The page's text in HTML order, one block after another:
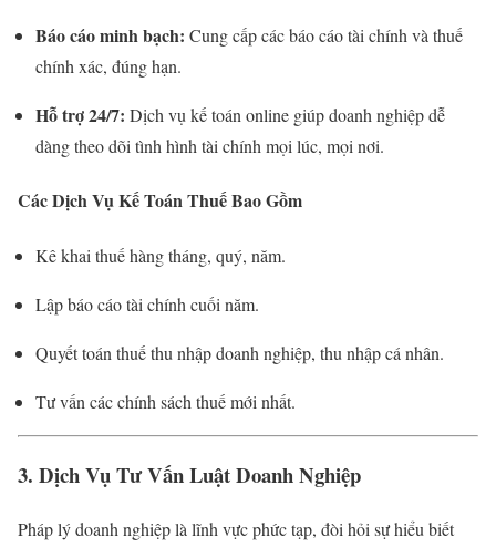
Báo cáo minh bạch: Cung cấp các báo cáo tài chính và thuế
chính xác, đúng hạn.
Hỗ trợ 24/7: Dịch vụ kế toán online giúp doanh nghiệp dễ
dàng theo dõi tình hình tài chính mọi lúc, mọi nơi.
Các Dịch Vụ Kế Toán Thuế Bao Gồm
Kê khai thuế hàng tháng, quý, năm.
Lập báo cáo tài chính cuối năm.
Quyết toán thuế thu nhập doanh nghiệp, thu nhập cá nhân.
Tư vấn các chính sách thuế mới nhất.
3. Dịch Vụ Tư Vấn Luật Doanh Nghiệp
Pháp lý doanh nghiệp là lĩnh vực phức tạp, đòi hỏi sự hiểu biết